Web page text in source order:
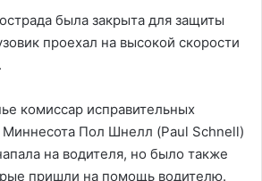
была закрыта для защиты
проехал на высокой скорости
комиссар исправительных
Пол Шнелл (Paul Schnell)
на водителя, но было также
пришли на помощь водителю.